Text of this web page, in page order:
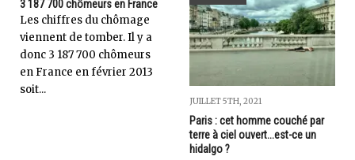
3 187 700 chômeurs en France
Les chiffres du chômage
viennent de tomber. Il y a
donc 3 187 700 chômeurs
en France en février 2013
soit...
JUILLET 5TH, 2021
Paris : cet homme couché par
terre à ciel ouvert...est-ce un
hidalgo ?